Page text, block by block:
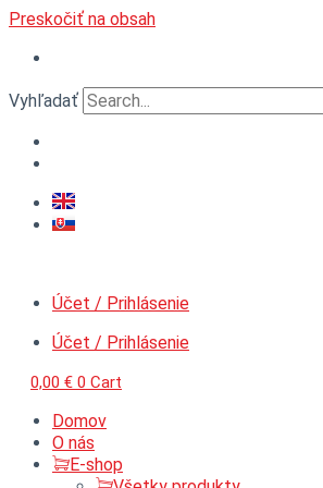
Preskočiť na obsah
Vyhľadať
Účet / Prihlásenie
Účet / Prihlásenie
0,00 € 0 Cart
Domov
O nás
E-shop